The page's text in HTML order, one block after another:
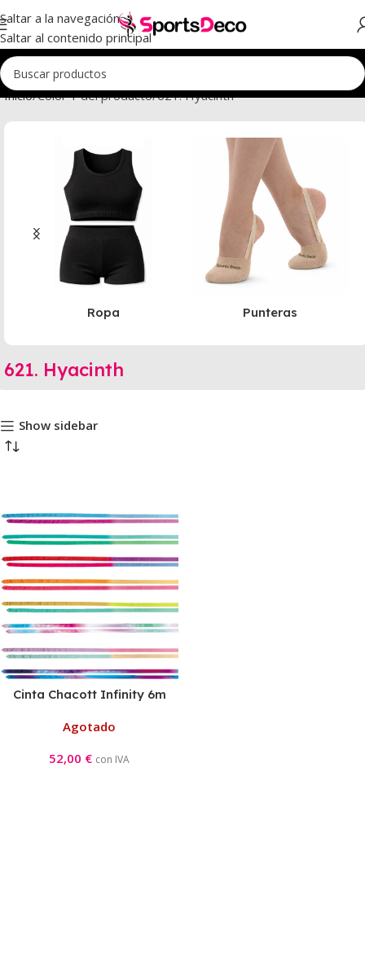
Saltar a la navegación
Saltar al contenido principal
Inicio Color 1 del producto 621. Hyacinth
Ropa Punteras
621. Hyacinth
Show sidebar
Cinta Chacott Infinity 6m
Agotado
52,00 € con IVA